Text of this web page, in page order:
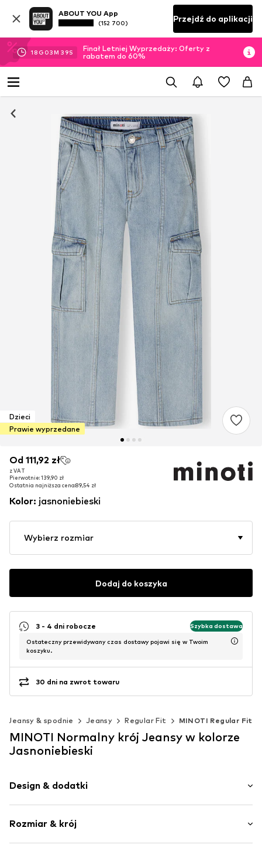
ABOUT YOU App
(152 700) Przejdź do aplikacji
18 G 03M 39S
Finał Letniej Wyprzedaży: Oferty z
rabatem do 60%
Dzieci
Prawie wyprzedane
Od 111,92 zł
z VAT
Pierwotnie: 139,90 zł
Ostatnia najniższa cena:89,54 zł
Od 111,92 zł
z VAT
Pierwotnie: 139,90 zł
Ostatnia najniższa cena:89,54 zł
Kolor: jasnoniebieski
Wybierz rozmiar
Dodaj do koszyka
3 - 4 dni robocze Szybka dostawa
Ostateczny przewidywany czas dostawy pojawi się w Twoim
koszyku.
30 dni na zwrot towaru
Jeansy & spodnie Jeansy Regular Fit MINOTI Regular Fit
MINOTI Normalny krój Jeansy w kolorze
Jasnoniebieski
Design & dodatki
Jeans
Niebieski denim/prany
Rozmiar & krój